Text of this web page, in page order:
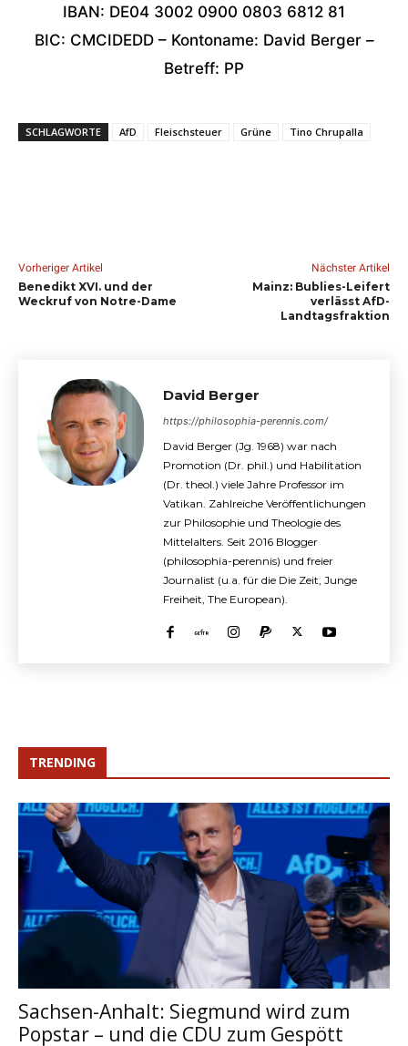
IBAN: DE04 3002 0900 0803 6812 81
BIC: CMCIDEDD – Kontoname: David Berger –
Betreff: PP
SCHLAGWORTE AfD Fleischsteuer Grüne Tino Chrupalla
Vorheriger Artikel
Benedikt XVI. und der
Weckruf von Notre-Dame
Nächster Artikel
Mainz: Bublies-Leifert
verlässt AfD-
Landtagsfraktion
David Berger
https://philosophia-perennis.com/
David Berger (Jg. 1968) war nach
Promotion (Dr. phil.) und Habilitation
(Dr. theol.) viele Jahre Professor im
Vatikan. Zahlreiche Veröffentlichungen
zur Philosophie und Theologie des
Mittelalters. Seit 2016 Blogger
(philosophia-perennis) und freier
Journalist (u.a. für die Die Zeit, Junge
Freiheit, The European).
TRENDING
Sachsen-Anhalt: Siegmund wird zum
Popstar – und die CDU zum Gespött